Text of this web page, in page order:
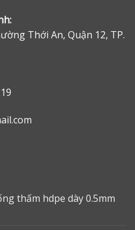
Thới An, Quận 12, TP.
thấm hdpe dày 0.5mm